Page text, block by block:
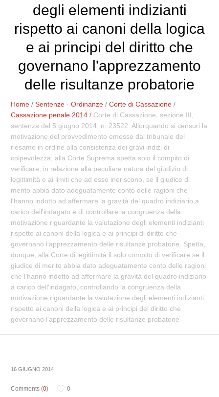
degli elementi indizianti
rispetto ai canoni della logica
e ai principi del diritto che
governano l'apprezzamento
delle risultanze probatorie
Home /Sentenze - Ordinanze /Corte di Cassazione /
Cassazione penale 2014 / Corte di Cassazione, sezione III,
sentenza del 5 giugno 2014, n. 23522. Allorquando si censuri la
motivazione del provvedimento emesso dal tribunale del
riesame in ordine alla consistenza dei gravi indizi di
colpevolezza, alla Corte Suprema spetta solo il compito di
verificare, in relazione alla peculiare natura del giudizio di
legittimità e ai limiti che ad esso ineriscono, se il giudice di
merito abbia dato adeguatamente conto delle ragioni che
l'hanno indotto ad affermare la gravità del quadro indiziario a
carico dell'indagato e di controllare la congruenza della
motivazione riguardante la valutazione degli elementi indizianti
rispetto ai canoni della logica e ai principi di diritto che
governano l'apprezzamento delle risultanze probatorie. Spetta,
dunque, alla Corte di legittimità il solo compito di verificare se il
giudice di merito abbia dato adeguatamente conto delle ragioni
che l'hanno indotto ad affermare la gravità del quadro indiziario
a carico dell'indagato, controllando la congruenza della
motivazione riguardante la valutazione degli elementi indizianti
rispetto ai canoni della logica e ai principi del diritto che
governano l'apprezzamento delle risultanze probatorie
16 GIUGNO 2014
Comments (0)
0